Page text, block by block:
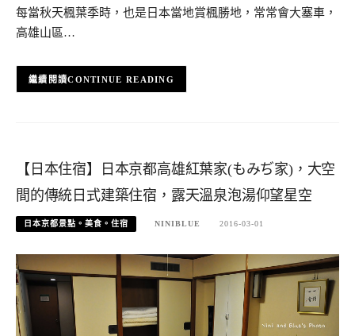
每當秋天楓葉季時，也是日本當地賞楓勝地，常常會大塞車，
高雄山區…
CONTINUE READING
【日本住宿】日本京都高雄紅葉家(もみぢ家)，大空
間的傳統日式建築住宿，露天溫泉泡湯仰望星空
日本京都景點。美食。住宿 NINIBLUE 2016-03-01